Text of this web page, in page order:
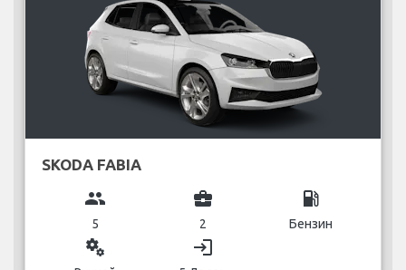
SKODA FABIA
group
5
business_center
2
local_gas_station
Бензин
miscellaneous_services login